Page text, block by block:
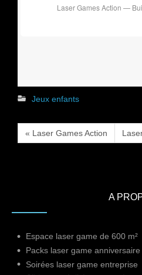
Laser Games Action —
Jeux enfants
« Laser Games Action
A
Espace laser game de 600 m²
Packs laser game anniversaire
Soirées laser game entreprise